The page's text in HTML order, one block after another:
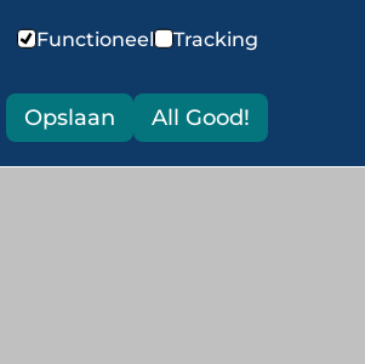
Functioneel Tracking
Opslaan All Good!